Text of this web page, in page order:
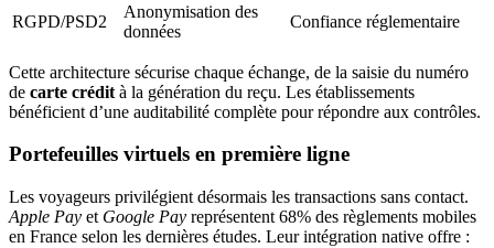
RGPD/PSD2
Anonymisation des
données
Confiance réglementaire
Cette architecture sécurise chaque échange, de la saisie du numéro
de carte crédit à la génération du reçu. Les établissements
bénéficient d’une auditabilité complète pour répondre aux contrôles.
Portefeuilles virtuels en première ligne
Les voyageurs privilégient désormais les transactions sans contact.
Apple Pay et Google Pay représentent 68% des règlements mobiles
en France selon les dernières études. Leur intégration native offre :